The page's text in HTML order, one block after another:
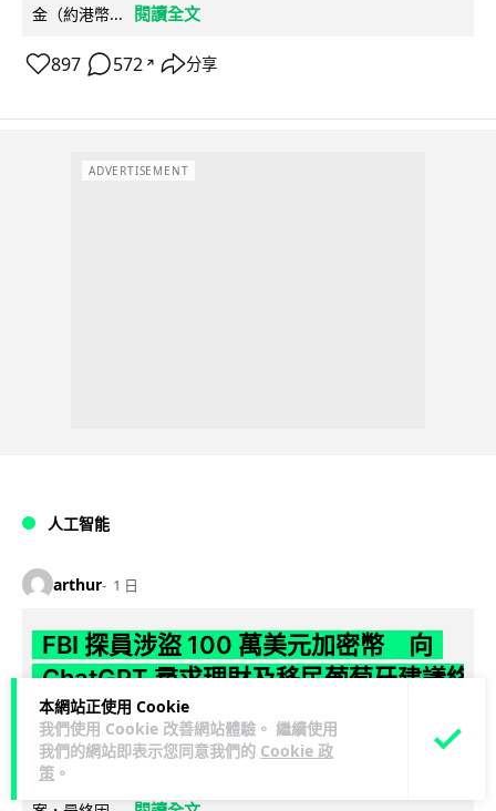
本網站正使用 Cookie
我們使用 Cookie 改善網站體驗。 繼續使用
我們的網站即表示您同意我們的 Cookie 政
策 。
金（約港幣...
閱讀全文
897 572 ↗ 分享
ADVERTISEMENT
人工智能
arthur 1 日
FBI 探員涉盜 100 萬美元加密幣 向
ChatGPT 尋求理財及移民葡萄牙建議終
被捕
FBI 一名資深反情報探員涉嫌利用職務之便盜取敵對國家近 100
萬美元加密貨幣，事後更向 ChatGPT 諮詢理財及移民葡萄牙方